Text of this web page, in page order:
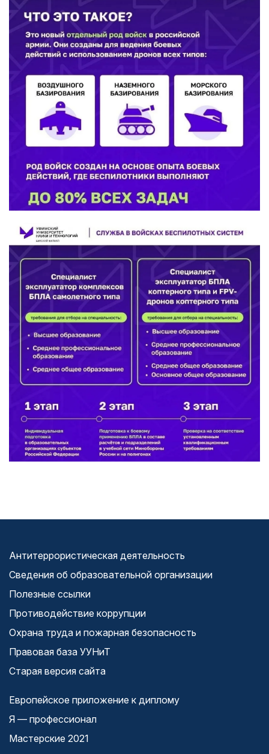
Антитеррористическая деятельность
Сведения об образовательной организации
Полезные ссылки
Противодействие коррупции
Охрана труда и пожарная безопасность
Правовая база УУНиТ
Старая версия сайта
Европейское приложение к диплому
Я — профессионал
Мастерские 2021